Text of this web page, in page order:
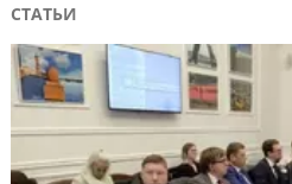
СТАТЬИ